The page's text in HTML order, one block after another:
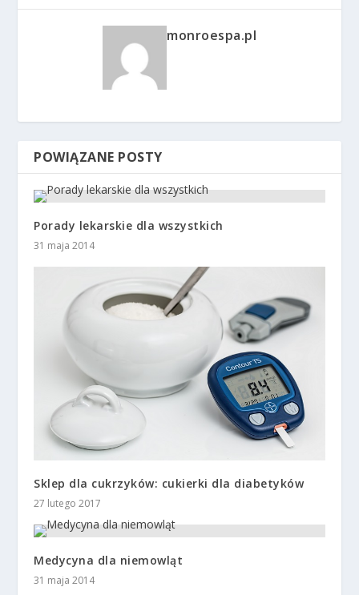
monroespa.pl
POWIĄZANE POSTY
Porady lekarskie dla wszystkich
31 maja 2014
Sklep dla cukrzyków: cukierki dla diabetyków
27 lutego 2017
Medycyna dla niemowląt
31 maja 2014